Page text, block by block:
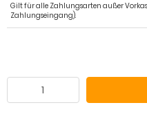
Gilt für alle Zahlungsarten außer
Zahlungseingang).